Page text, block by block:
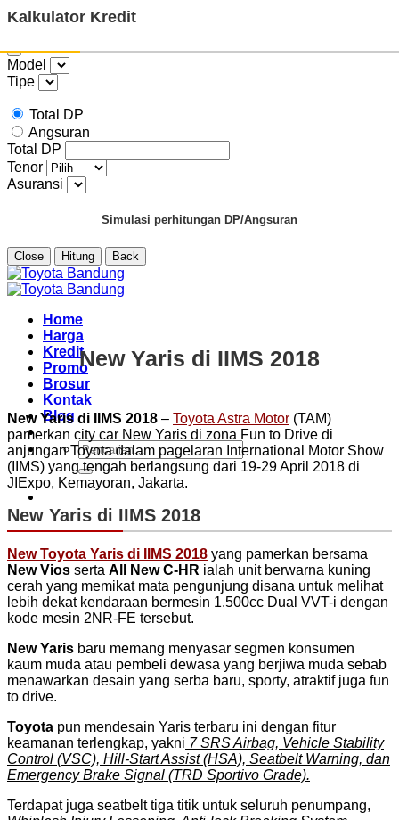
Kalkulator Kredit
Model
Tipe
Total DP
Angsuran
Total DP
Tenor
Asuransi
Simulasi perhitungan DP/Angsuran
Close Hitung Back
Skip
to
Home
Harga
Kredit
Promo
Brosur
Kontak
Blog
Pencarian
untuk:
New Yaris di IIMS 2018
New Yaris di IIMS 2018 – Toyota Astra Motor (TAM)
pamerkan city car New Yaris di zona Fun to Drive di
anjungan Toyota dalam pagelaran International Motor Show
(IIMS) yang tengah berlangsung dari 19-29 April 2018 di
JIExpo, Kemayoran, Jakarta.
New Yaris di IIMS 2018
New Toyota Yaris di IIMS 2018 yang pamerkan bersama
New Vios serta All New C-HR ialah unit berwarna kuning
cerah yang memikat mata pengunjung disana untuk melihat
lebih dekat kendaraan bermesin 1.500cc Dual VVT-i dengan
kode mesin 2NR-FE tersebut.
New Yaris baru memang menyasar segmen konsumen
kaum muda atau pembeli dewasa yang berjiwa muda sebab
menawarkan desain yang serba baru, sporty, atraktif juga fun
to drive.
Toyota pun mendesain Yaris terbaru ini dengan fitur
keamanan terlengkap, yakni 7 SRS Airbag, Vehicle Stability
Control (VSC), Hill-Start Assist (HSA), Seatbelt Warning, dan
Emergency Brake Signal (TRD Sportivo Grade).
Terdapat juga seatbelt tiga titik untuk seluruh penumpang,